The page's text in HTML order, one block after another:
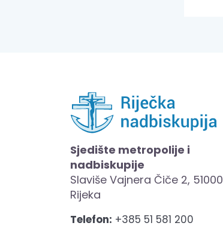
Sjedište metropolije i
nadbiskupije
Slaviše Vajnera Čiče 2, 51000
Rijeka
Telefon: +385 51 581 200